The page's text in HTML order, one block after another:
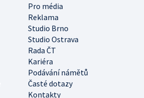
Pro média
Reklama
Studio Brno
Studio Ostrava
Rada ČT
Kariéra
Podávání námětů
Časté dotazy
Kontakty